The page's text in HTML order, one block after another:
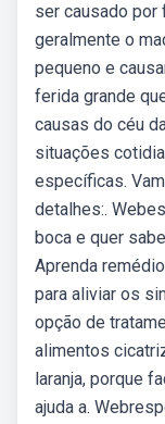
ser causado por
geralmente o
pequeno e
ferida grande
causas do céu
situações
específicas.
detalhes:.
boca e quer
Aprenda
para aliviar os
opção de
alimentos
laranja, porque
ajuda a.